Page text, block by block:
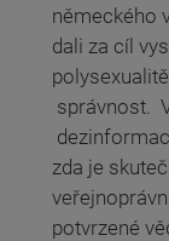
německého
dali za cíl
správnost.
zda je
potvrzené